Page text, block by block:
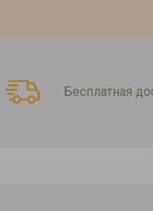
Бесплатная